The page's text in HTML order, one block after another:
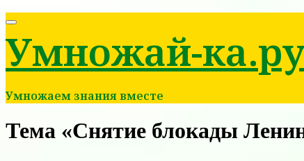
Умножай-
Умножаем знания вместе
Тема «Снятие блокады